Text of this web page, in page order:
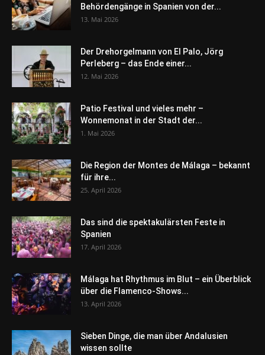
Behördengänge in Spanien von der...
13. Mai 2026
Der Drehorgelmann von El Palo, Jörg
Perleberg – das Ende einer...
12. Mai 2026
Patio Festival und vieles mehr –
Wonnemonat in der Stadt der...
1. Mai 2026
Die Region der Montes de Málaga – bekannt
für ihre...
25. April 2026
Das sind die spektakulärsten Feste in
Spanien
17. April 2026
Málaga hat Rhythmus im Blut – ein Überblick
über die Flamenco-Shows...
13. April 2026
Sieben Dinge, die man über Andalusien
wissen sollte